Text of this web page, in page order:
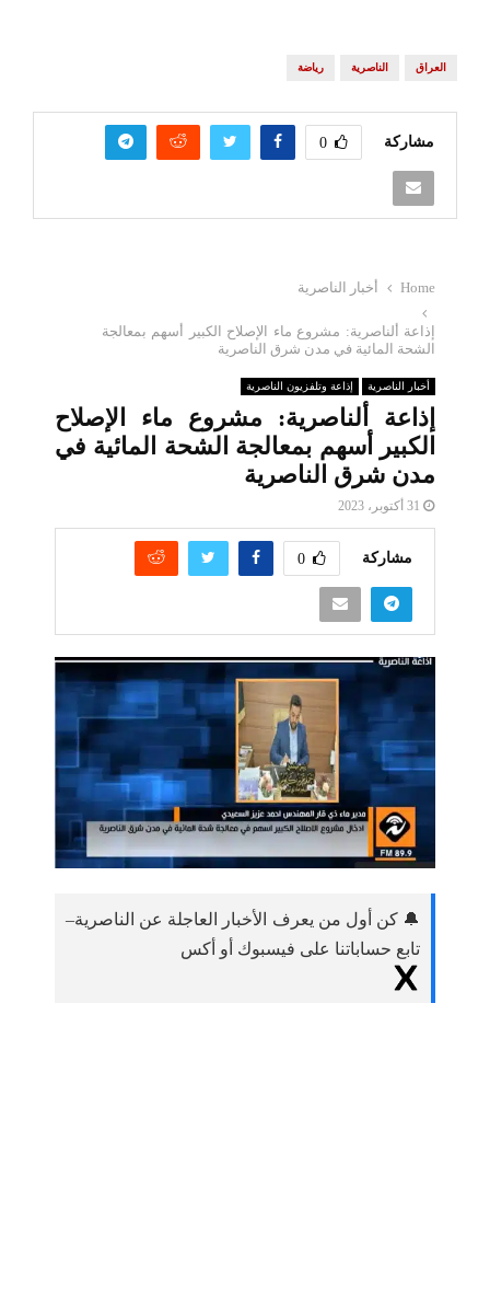
العراق الناصرية رياضة
مشاركة 0
Home أخبار الناصرية
إذاعة ألناصرية: مشروع ماء الإصلاح الكبير أسهم بمعالجة
الشحة المائية في مدن شرق الناصرية
أخبار الناصرية إذاعة وتلفزيون الناصرية
إذاعة ألناصرية: مشروع ماء الإصلاح
الكبير أسهم بمعالجة الشحة المائية في
مدن شرق الناصرية
31 أكتوبر، 2023
مشاركة 0
🔔 كن أول من يعرف الأخبار العاجلة عن الناصرية–
تابع حساباتنا على فيسبوك أو أكس